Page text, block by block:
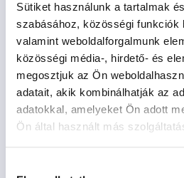
Sütiket használunk a tartalmak
szabásához, közösségi funkciók
valamint weboldalforgalmunk
közösségi média-, hirdető- és
megosztjuk az Ön
adatait, akik kombinálhatják az
adatokkal, amelyeket Ön adott
Ön által használt más
oktatótársaimmal, saját
módszertant. Hiába volt
mint 100 ezer kutya-
tapasztalata mögöttünk,
kellett, hogy tanuljunk.
évtizedes folyamatos
tanulás tette lehetővé,